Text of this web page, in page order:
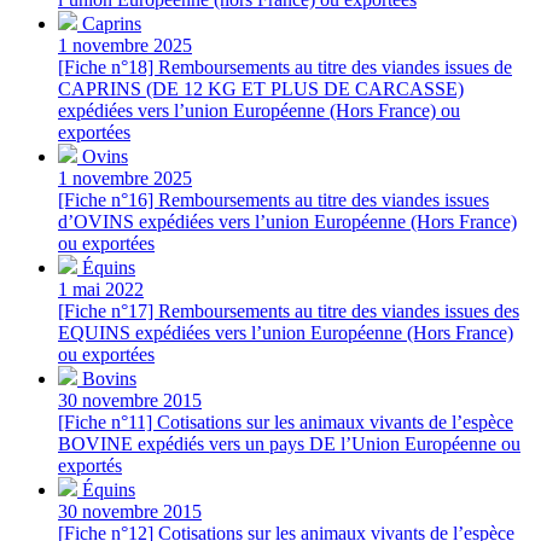
Caprins
1 novembre 2025
[Fiche n°18] Remboursements au titre des viandes issues de
CAPRINS (DE 12 KG ET PLUS DE CARCASSE)
expédiées vers l’union Européenne (Hors France) ou
exportées
Ovins
1 novembre 2025
[Fiche n°16] Remboursements au titre des viandes issues
d’OVINS expédiées vers l’union Européenne (Hors France)
ou exportées
Équins
1 mai 2022
[Fiche n°17] Remboursements au titre des viandes issues des
EQUINS expédiées vers l’union Européenne (Hors France)
ou exportées
Bovins
30 novembre 2015
[Fiche n°11] Cotisations sur les animaux vivants de l’espèce
BOVINE expédiés vers un pays DE l’Union Européenne ou
exportés
Équins
30 novembre 2015
[Fiche n°12] Cotisations sur les animaux vivants de l’espèce